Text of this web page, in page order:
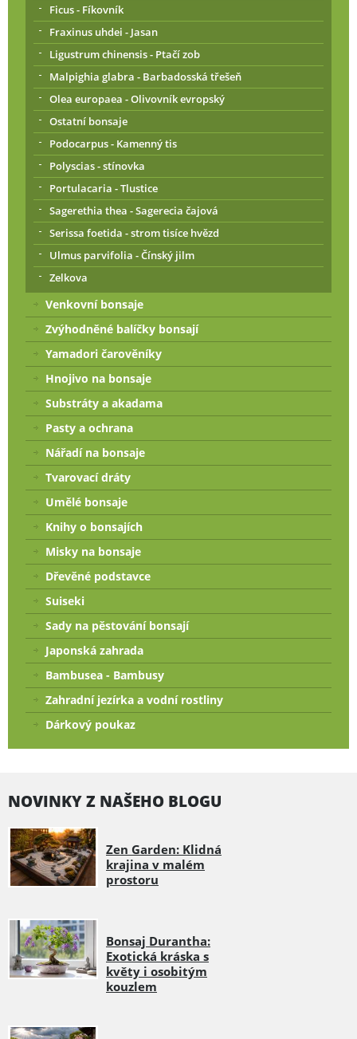
Ficus - Fíkovník
Fraxinus uhdei - Jasan
Ligustrum chinensis - Ptačí zob
Malpighia glabra - Barbadosská třešeň
Olea europaea - Olivovník evropský
Ostatní bonsaje
Podocarpus - Kamenný tis
Polyscias - stínovka
Portulacaria - Tlustice
Sagerethia thea - Sagerecia čajová
Serissa foetida - strom tisíce hvězd
Ulmus parvifolia - Čínský jilm
Zelkova
Venkovní bonsaje
Zvýhodněné balíčky bonsají
Yamadori čarověníky
Hnojivo na bonsaje
Substráty a akadama
Pasty a ochrana
Nářadí na bonsaje
Tvarovací dráty
Umělé bonsaje
Knihy o bonsajích
Misky na bonsaje
Dřevěné podstavce
Suiseki
Sady na pěstování bonsají
Japonská zahrada
Bambusea - Bambusy
Zahradní jezírka a vodní rostliny
Dárkový poukaz
NOVINKY Z NAŠEHO BLOGU
Zen Garden: Klidná
krajina v malém
prostoru
Bonsaj Durantha:
Exotická kráska s
květy i osobitým
kouzlem